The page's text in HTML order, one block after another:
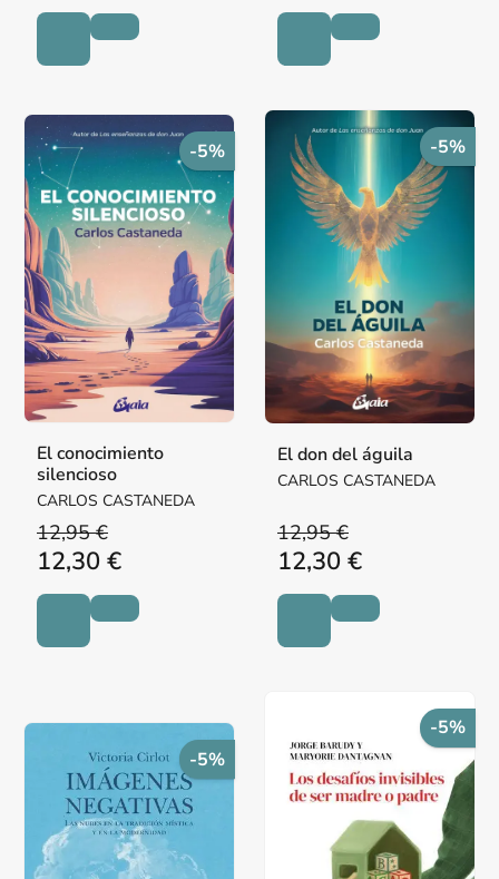
-5%
El conocimiento
silencioso
CARLOS CASTANEDA
12,95 €
12,30 €
-5%
El don del águila
CARLOS CASTANEDA
12,95 €
12,30 €
-5%
-5%